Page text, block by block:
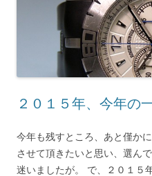
２０１５年、今年の
今年も残すところ、あと僅か
させて頂きたいと思い、選ん
迷いましたが。 で、２０１